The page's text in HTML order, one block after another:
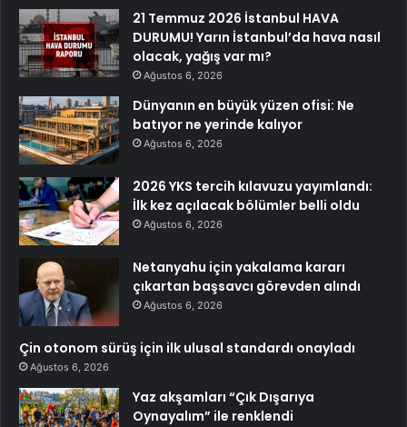
21 Temmuz 2026 İstanbul HAVA
DURUMU! Yarın İstanbul’da hava nasıl
olacak, yağış var mı?
Ağustos 6, 2026
Dünyanın en büyük yüzen ofisi: Ne
batıyor ne yerinde kalıyor
Ağustos 6, 2026
2026 YKS tercih kılavuzu yayımlandı:
İlk kez açılacak bölümler belli oldu
Ağustos 6, 2026
Netanyahu için yakalama kararı
çıkartan başsavcı görevden alındı
Ağustos 6, 2026
Çin otonom sürüş için ilk ulusal standardı onayladı
Ağustos 6, 2026
Yaz akşamları “Çık Dışarıya
Oynayalım” ile renklendi